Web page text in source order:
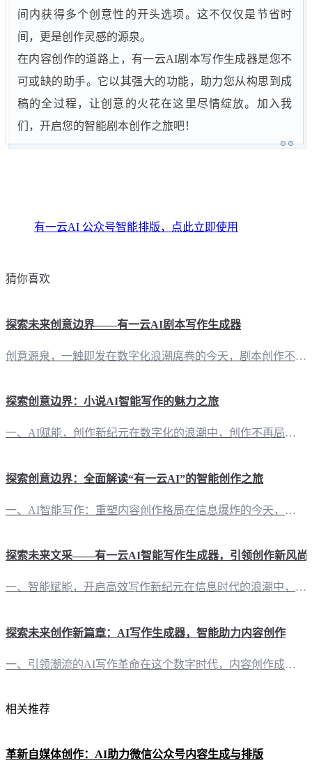
间内获得多个创意性的开头选项。这不仅仅是节省时
间，更是创作灵感的源泉。
在内容创作的道路上，有一云AI剧本写作生成器是您不
可或缺的助手。它以其强大的功能，助力您从构思到成
稿的全过程，让创意的火花在这里尽情绽放。加入我
们，开启您的智能剧本创作之旅吧！
有一云AI 公众号智能排版，点此立即使用
猜你喜欢
探索未来创意边界——有一云AI剧本写作生成器
创意源泉，一触即发在数字化浪潮席卷的今天，剧本创作不再是遥不可及的梦想。有一云AI剧本写作生成器，作为您的创意伙伴，以尖端的人工智能技术，为您开辟了一条通往剧本世界的便捷之道。 五大功能，构筑剧本新天地 1. 智能排版，美轮美奂“有一云AI”在内容排版上独具匠心，提供包含标题、内容、图文、分隔、引导五大类的数千款装修皮肤。无论是简约大气还是典雅华丽，都能在这里找到属于您的风格。 2. 平台兼容，
探索创意边界：小说AI智能写作的魅力之旅
一、AI赋能，创作新纪元在数字化的浪潮中，创作不再局限于传统笔触。今日，让我们一同踏入小说AI智能写作的奇妙世界，见证技术如何重塑文学创作的边界。 二、有一云AI：智能写作的得力助手 2.1 创作工具，一应俱全“有一云AI”如同一位全能的助手，为自媒体创作者提供了从构思到成稿的全流程服务。它不仅支持公众号、头条号、小红书等多家自媒体平台，更在内容排版上独具匠心，提供数千款装修皮肤，满足创作者对标
探索创意边界：全面解读“有一云AI”的智能创作之旅
一、AI智能写作：重塑内容创作格局在信息爆炸的今天，内容创作成为自媒体创作者们的重要课题。而“有一云AI”的出现，正是为了满足这一需求。这款创新型AI智能写作+排版软件，将AI技术与内容创作完美融合，为创作者们提供了一种全新的创作体验。 二、内容排版：千款皮肤，个性定制内容的美感同样重要。“有一云AI”在内容排版方面，提供了包含标题、内容、图文、分隔、引导五大类数千款装修皮肤。无论是简约大气，还
探索未来文采——有一云AI智能写作生成器，引领创作新风尚
一、智能赋能，开启高效写作新纪元在信息时代的浪潮中，内容创作成为推动知识传播和情感交流的重要力量。然而，传统写作模式往往耗时耗力，难以满足快节奏生活的需求。此时，有一云AI智能写作生成器应运而生，以其前沿的AI技术服务，为自媒体创作者带来革命性的变革。 二、排版巧思，千款皮肤任你挑选在内容排版方面，有一云AI提供涵盖标题、内容、图文、分隔、引导五大类的数千款装修皮肤。这些精心设计的模板，既满足了
探索未来创作新篇章：AI写作生成器，智能助力内容创作
一、引领潮流的AI写作革命在这个数字时代，内容创作成为推动社会进步的重要力量。然而，面对海量信息，如何高效、高质量地创作出引人入胜的内容，成为创作者们的一大挑战。此时，“有一云AI”应运而生，以其创新的AI智能写作+排版技术，为自媒体创作者们开启了一扇通往高效内容创作的新世界大门。 二、排版与创作，一应俱全“有一云AI”在内容排版方面独具匠心，提供了涵盖标题、内容、图文、分隔、引导五大类数千款装
相关推荐
革新自媒体创作：AI助力微信公众号内容生成与排版